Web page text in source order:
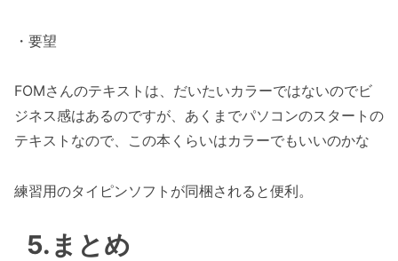
・要望
FOMさんのテキストは、だいたいカラーではないのでビ
ジネス感はあるのですが、あくまでパソコンのスタートの
テキストなので、この本くらいはカラーでもいいのかな
練習用のタイピンソフトが同梱されると便利。
5.まとめ